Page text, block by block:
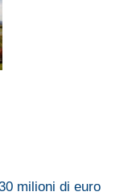
milioni di euro